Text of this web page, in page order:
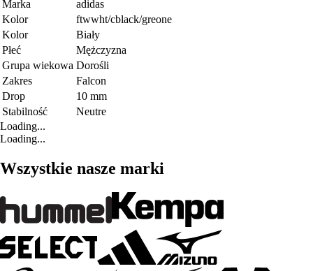
Marka
adidas
Kolor
ftwwht/cblack/greone
Kolor
Biały
Płeć
Mężczyzna
Grupa wiekowa Dorośli
Zakres
Falcon
Drop
10 mm
Stabilność
Neutre
Loading...
Loading...
Wszystkie nasze marki